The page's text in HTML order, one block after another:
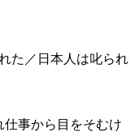
た／日本人は叱られ
事から目をそむけ